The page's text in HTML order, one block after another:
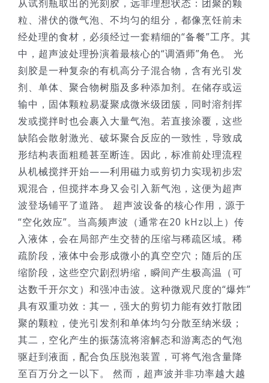
从试剂瓶取出的光刻胶，远非理想状态：团聚的颗
粒、潜伏的微气泡、不均匀的组分，都像烹饪前未
经处理的食材，必须经过一套精细的“备餐”工序。其
中，超声波处理扮演着最核心的“调酒师”角色。 光
刻胶是一种复杂的有机高分子混合物，含有光引发
剂、单体、聚合物树脂及多种添加剂。在储存或运
输中，固体颗粒易凝聚成微米级团簇，同时溶剂挥
发或搅拌时也会裹入大量气泡。若直接涂覆，这些
缺陷会散射激光、破坏聚合反应的一致性，导致成
形结构表面粗糙甚至断连。因此，标准前处理流程
从机械搅拌开始——利用磁力或剪切力实现初步宏
观混合，但搅拌本身又会引入新气泡，这便为超声
波登场铺平了道路。 超声波设备的核心作用，源于
“空化效应”。当高频声波（通常在20 kHz以上）传
入液体，会在局部产生交替的压缩与稀疏区域。稀
疏阶段，液体中会形成微小的真空空穴；随后的压
缩阶段，这些空穴剧烈坍缩，瞬间产生极高温（可
达数千开尔文）和强冲击波。这种微观尺度的“爆炸”
具有双重功效：其一，强大的剪切力能有效打散团
聚的颗粒，使光引发剂和单体均匀分散至纳米级；
其二，空化产生的振荡流将溶解态和游离态的气泡
驱赶到液面，配合负压脱泡装置，可将气泡含量降
至百万分之一以下。 然而，超声波并非功率越大越